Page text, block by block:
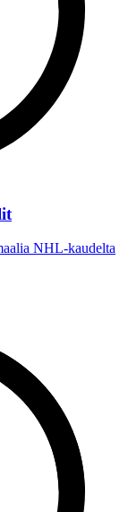
NHL-kaudelta